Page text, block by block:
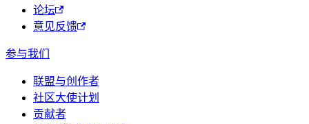
论坛
意见反馈
参与我们
联盟与创作者
社区大使计划
贡献者